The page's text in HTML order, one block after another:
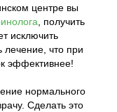
центре вы
, получить
исключить
что при
эффективнее!
нормального
Сделать это